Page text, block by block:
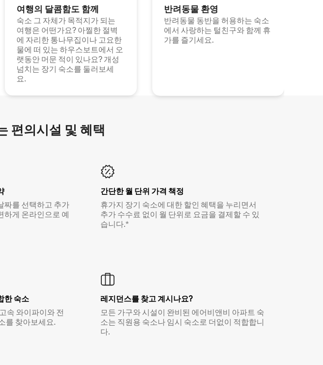
여행의 달콤함도 함께
숙소 그 자체가 목적지가 되는
여행은 어떤가요? 아찔한 절벽
에 자리한 통나무집이나 고요한
물에 떠 있는 하우스보트에서 오
랫동안 머문 적이 있나요? 개성
넘치는 장기 숙소를 둘러보세
요.
반려동물 환영
반려동물 동반을 허용하는 숙소
에서 사랑하는 털친구와 함께 휴
가를 즐기세요.
편의시설 및 혜택
짜를 선택하고 추가
하게 온라인으로 예
간단한 월 단위 가격 책정
휴가지 장기 숙소에 대한 할인 혜택을 누리면서
추가 수수료 없이 월 단위로 요금을 결제할 수 있
습니다.*
한 숙소
속 와이파이와 전
를 찾아보세요.
레지던스를 찾고 계시나요?
모든 가구와 시설이 완비된 에어비앤비 아파트 숙
소는 직원용 숙소나 임시 숙소로 더없이 적합합니
다.